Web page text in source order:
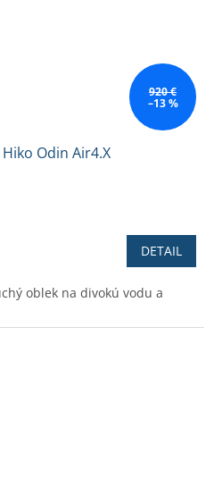
920 €
–13 %
Odin Air4.X
DETAIL
oblek na divokú vodu a